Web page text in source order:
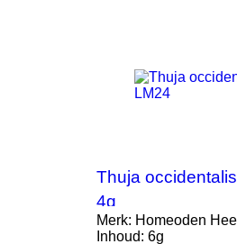
Thuja
4g
Merk: Homeoden Heel
Inhoud: 6g